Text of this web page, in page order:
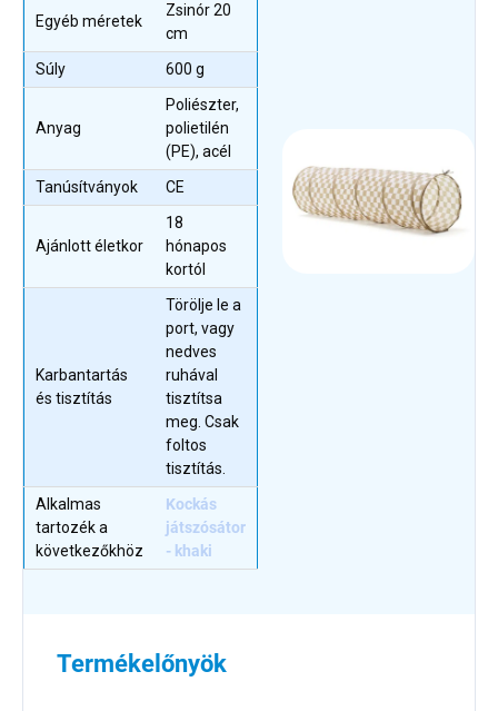
Egyéb méretek
Zsinór 20
cm
Súly
600 g
Anyag
Poliészter,
polietilén
(PE), acél
Tanúsítványok
CE
Ajánlott életkor
18
hónapos
kortól
Karbantartás
és tisztítás
Törölje le a
port, vagy
nedves
ruhával
tisztítsa
meg. Csak
foltos
tisztítás.
Alkalmas
tartozék a
következőkhöz
Kockás
játszósátor
- khaki
Termékelőnyök